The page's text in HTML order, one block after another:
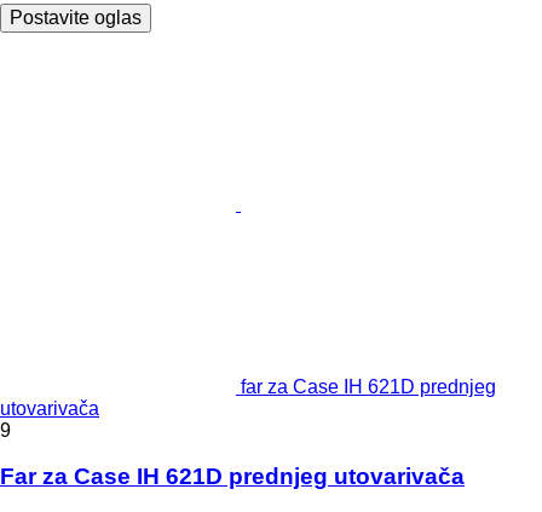
Postavite oglas
far za Case IH 621D prednjeg
utovarivača
9
Far za Case IH 621D prednjeg utovarivača